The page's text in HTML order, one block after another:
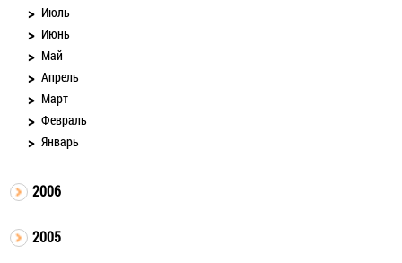
Июль
Июнь
Май
Апрель
Март
Февраль
Январь
2006
2005